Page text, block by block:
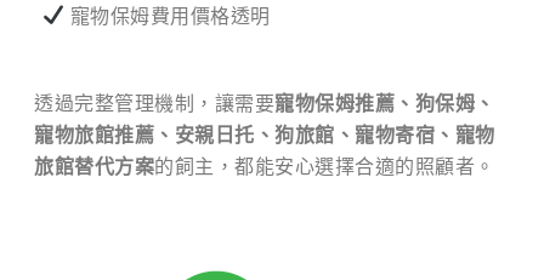
寵物保姆費用價格透明
透過完整管理機制，讓需要寵物保姆推薦、狗保姆、
寵物旅館推薦、安親日托、狗旅館、寵物寄宿、寵物
旅館替代方案的飼主，都能安心選擇合適的照顧者。